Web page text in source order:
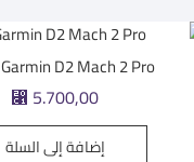
Garmin D2 Mach 2 Pro | ساعة
⃁ 5.700,00
إضافة إلى السلة